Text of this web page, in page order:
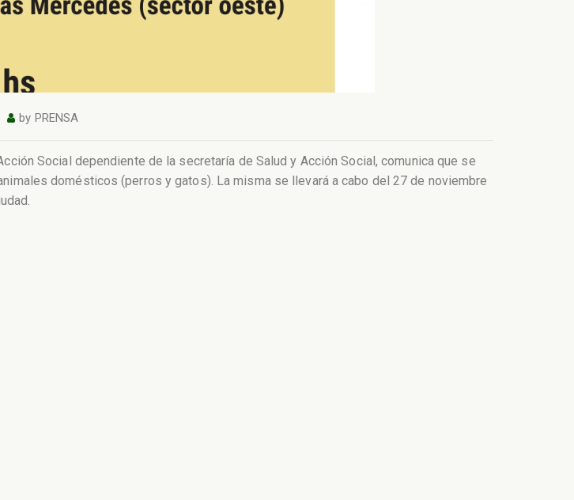
by PRENSA
Social dependiente de la secretaría de Salud y Acción Social, comunica que se
domésticos (perros y gatos). La misma se llevará a cabo del 27 de noviembre